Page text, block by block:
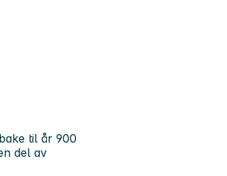
til år 900
del av